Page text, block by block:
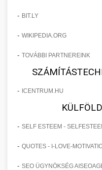
- BIT.LY
- WIKIPEDIA.ORG
- TOVÁBBI PARTNEREINK
- ICENTRUM.HU
- SELF ESTEEM -
- QUOTES - I-LOVE-
- SEO ÜGYNÖKSÉG